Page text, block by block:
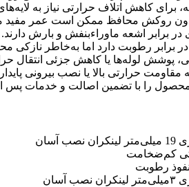
کاهش اتلاف حرارتی نیاز به
روکش محافظ ممکن است عمر مفید
برابر اشعه ماوراءبنفش و بارش
رطوبت دارد اما به‌خاطر نازکی
پوشش لوله‌ها یا کاهش جزئی انتقال
مقاومت حرارتی بالا یا نصب بیرونی
محصول را با تضمین اصالت و خدمات
کم‌ضخامت
نفوذ رطوبت